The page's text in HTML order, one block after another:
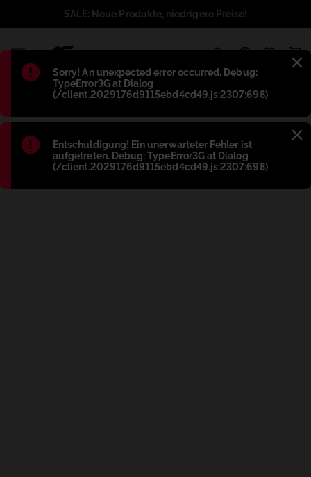
Błąd:
Sorry! An unexpected error occurred. Debug:
TypeError3G at Dialog
(/client.2029176d9115ebd4cd49.js:2307:698)
Błąd:
Entschuldigung! Ein unerwarteter Fehler ist
aufgetreten. Debug: TypeError3G at Dialog
(/client.2029176d9115ebd4cd49.js:2307:698)
SALE: Neue Produkte, niedrigere Preise!